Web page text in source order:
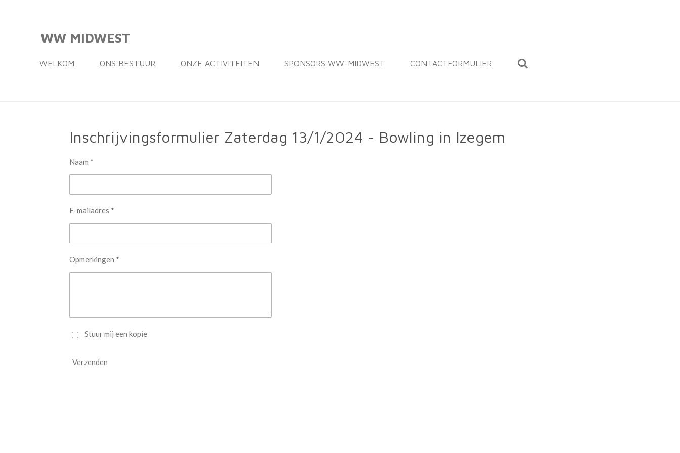
hoofdinhoud
WW MIDWEST
WELKOM ONS BESTUUR ONZE ACTIVITEITEN SPONSORS WW-MIDWEST CONTACTFORMULIER
Inschrijvingsformulier Zaterdag 13/1/2024 - Bowling in Izegem
Naam *
E-mailadres *
Opmerkingen *
Stuur mij een kopie
Verzenden